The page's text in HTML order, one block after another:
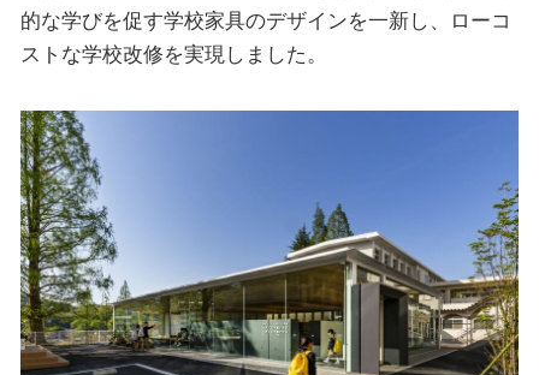
的な学びを促す学校家具のデザインを一新し、ローコ
ストな学校改修を実現しました。